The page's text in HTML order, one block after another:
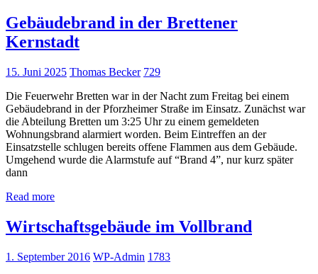
Gebäudebrand in der Brettener
Kernstadt
15. Juni 2025 Thomas Becker 729
Die Feuerwehr Bretten war in der Nacht zum Freitag bei einem
Gebäudebrand in der Pforzheimer Straße im Einsatz. Zunächst war
die Abteilung Bretten um 3:25 Uhr zu einem gemeldeten
Wohnungsbrand alarmiert worden. Beim Eintreffen an der
Einsatzstelle schlugen bereits offene Flammen aus dem Gebäude.
Umgehend wurde die Alarmstufe auf “Brand 4”, nur kurz später
dann
Read more
Wirtschaftsgebäude im Vollbrand
1. September 2016 WP-Admin 1783